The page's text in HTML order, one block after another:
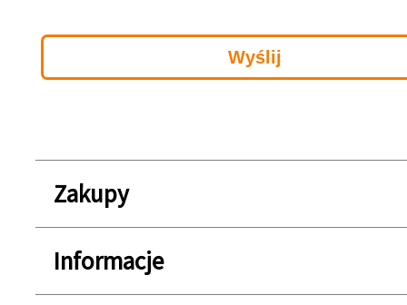
Zakupy
Informacje